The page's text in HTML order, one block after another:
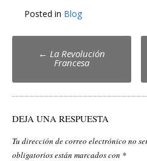
Posted in Blog
Post
navigation
← La Revolución
Francesa
DEJA UNA RESPUESTA
Tu dirección de correo electrónico no
obligatorios están marcados con *